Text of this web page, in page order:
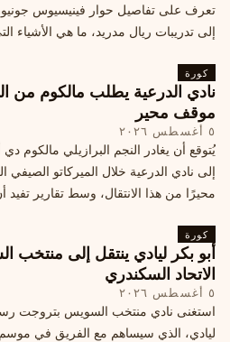
تعرف على تفاصيل حوار فينيسيوس
إلى تدريبات ريال مدريد، ما هي الأشياء
كورة
نادي الدرعية يطلب مالكوم من
موقف محير
٥ أغسطس ٢٠٢٦
يُتوقع أن يغادر النجم البرازيلي مالكوم دي
إلى نادي الدرعية خلال الميركاتو الصيفي
محيرًا من هذا الانتقال، وسط تقارير تفيد
كورة
أبو بكر ليادي ينتقل إلى
الاتحاد السكندري
٥ أغسطس ٢٠٢٦
استغنى نادي منتخب السويس بتروجت
ليادي، الذي سيساهم مع الفريق في موسم